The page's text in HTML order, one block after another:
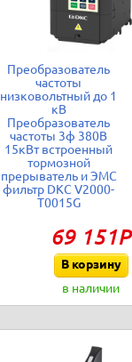
Преобразователь
частоты
низковольтный до 1
кВ
Преобразователь
частоты 3ф 380В
15кВт встроенный
тормозной
прерыватель и ЭМС
фильтр DKC V2000-
T0015G
69 151Р
В корзину
в наличии